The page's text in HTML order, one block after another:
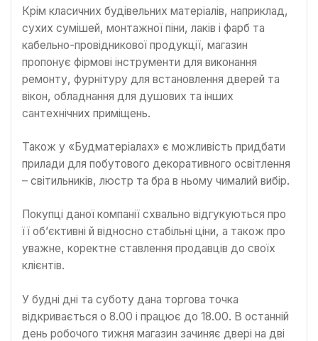
Крім класичних будівельних матеріалів, наприклад,
сухих сумішей, монтажної піни, лаків і фарб та
кабельно-провідникової продукції, магазин
пропонує фірмові інструменти для виконання
ремонту, фурнітуру для встановлення дверей та
вікон, обладнання для душових та інших
сантехнічних приміщень.
Також у «Будматеріалах» є можливість придбати
прилади для побутового декоративного освітлення
– світильників, люстр та бра в ньому чималий вибір.
Покупці даної компанії схвально відгукуються про
її об’єктивні й відносно стабільні ціни, а також про
уважне, коректне ставлення продавців до своїх
клієнтів.
У будні дні та суботу дана торгова точка
відкривається о 8.00 і працює до 18.00. В останній
день робочого тижня магазин зачиняє двері на дві